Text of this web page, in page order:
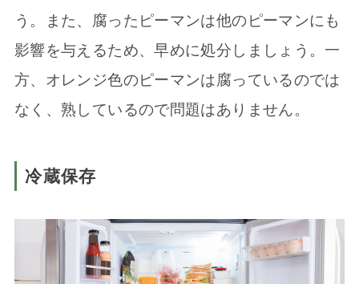
う。また、腐ったピーマンは他のピーマンにも
影響を与えるため、早めに処分しましょう。一
方、オレンジ色のピーマンは腐っているのでは
なく、熟しているので問題はありません。
冷蔵保存